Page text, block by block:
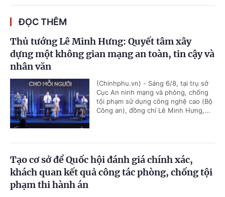
ĐỌC THÊM
Thủ tướng Lê Minh Hưng: Quyết tâm xây
dựng một không gian mạng an toàn, tin cậy và
nhân văn
(Chinhphu.vn) - Sáng 6/8, tại trụ sở
Cục An ninh mạng và phòng, chống
tội phạm sử dụng công nghệ cao (Bộ
Công an), đồng chí Lê Minh Hưng,...
Tạo cơ sở để Quốc hội đánh giá chính xác,
khách quan kết quả công tác phòng, chống tội
phạm thi hành án